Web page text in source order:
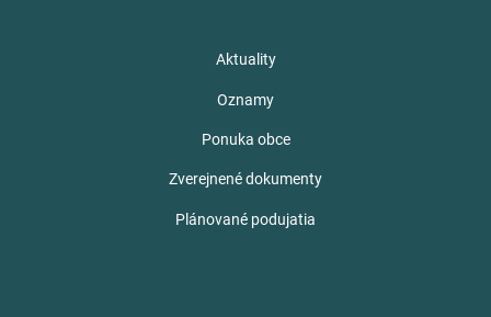
Aktuality
Oznamy
Ponuka obce
Zverejnené dokumenty
Plánované podujatia